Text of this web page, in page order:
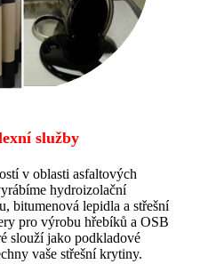
služby
v oblasti asfaltových
hydroizolační
bitumenová lepidla a střešní
pro výrobu hřebíků a OSB
slouží jako podkladové
vaše střešní krytiny.